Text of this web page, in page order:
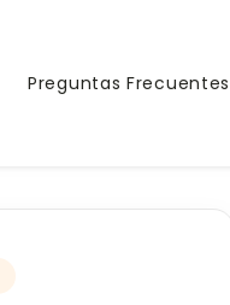
Preguntas Frecuentes